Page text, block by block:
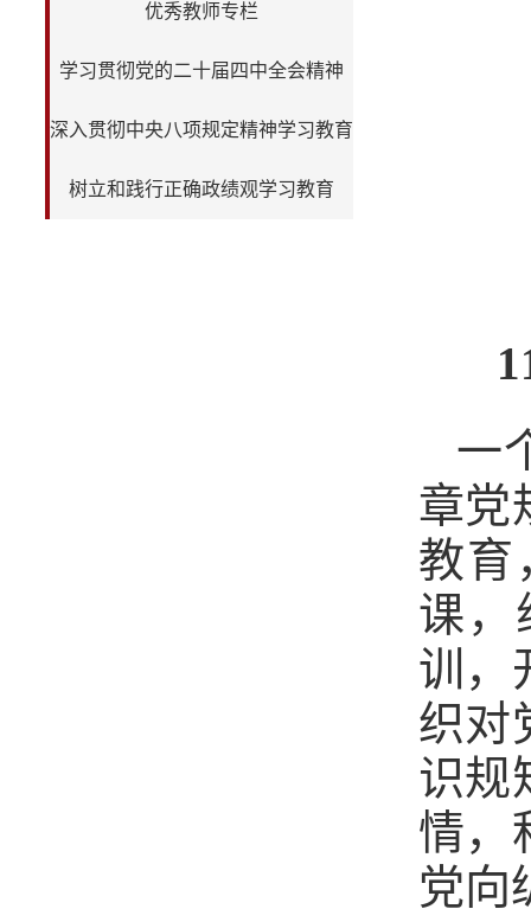
优秀教师专栏
学习贯彻党的二十届四中全会精神
深入贯彻中央八项规定精神学习教育
树立和践行正确政绩观学习教育
一
章党
教育
课，
训，
织对
识规
情，
党向